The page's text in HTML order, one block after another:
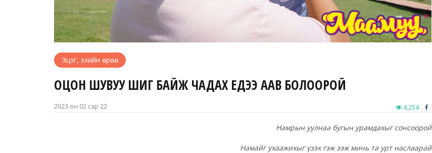
Эцэг, эхийн өрөө
ОЦОН ШУВУУ ШИГ БАЙЖ ЧАДАХ ҮЕДЭЭ ААВ БОЛООРОЙ
2023 он 02 сар 22 4,254
Намрын уулнаа бугын урамдахыг сонсоорой
Намайг ухаажихыг үзэх гэж ээж минь та урт наслаарай